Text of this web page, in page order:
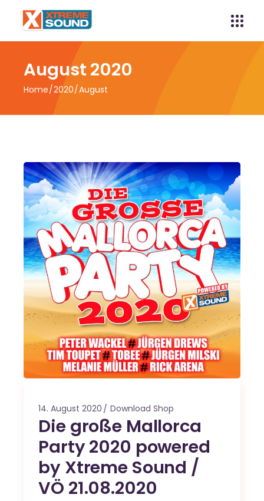
August 2020
Home 2020 August
14. August 2020 Download Shop
Die große Mallorca
Party 2020 powered
by Xtreme Sound /
VÖ 21.08.2020